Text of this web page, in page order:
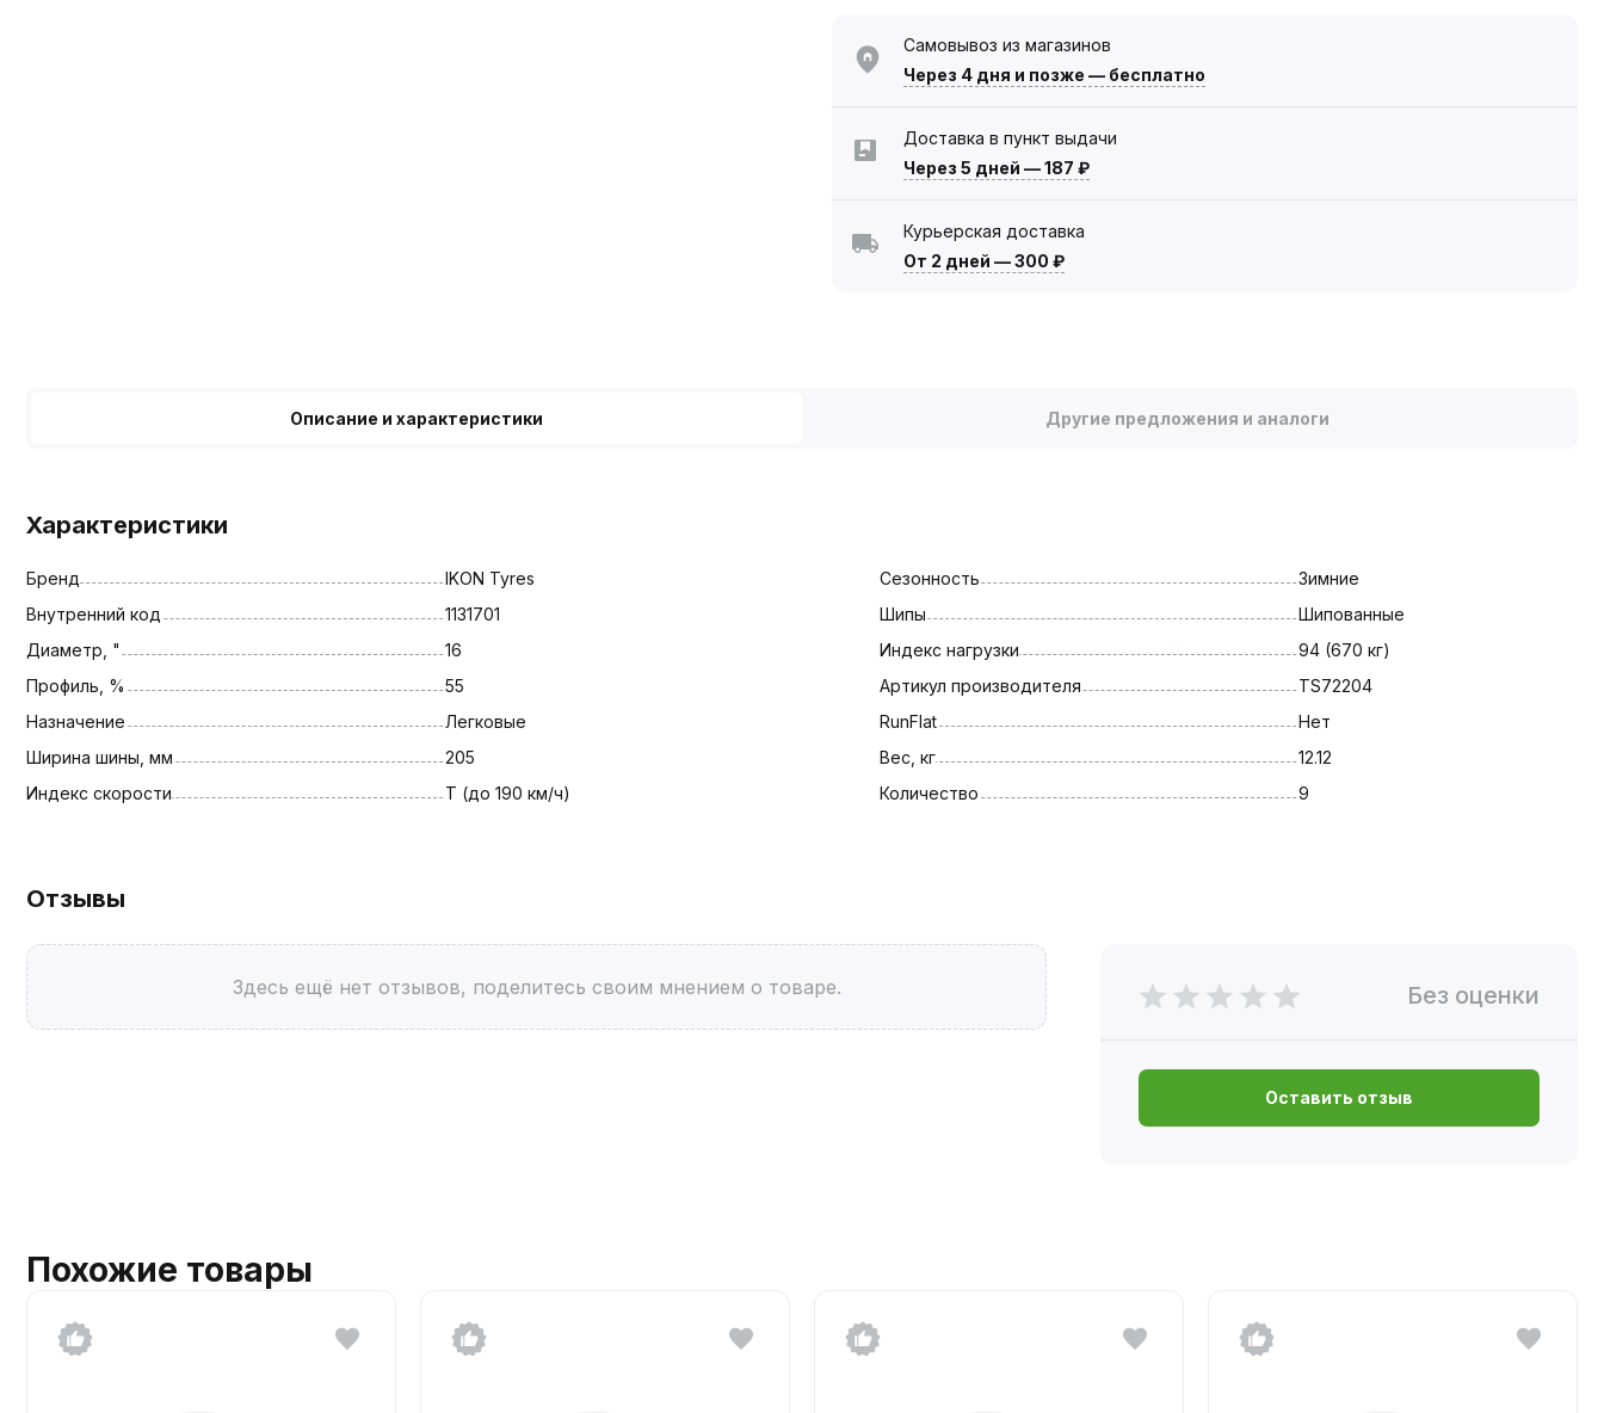
Самовывоз из магазинов
Через 4 дня и позже — бесплатно
Доставка в пункт выдачи
Через 5 дней —187 ₽
Курьерская доставка
От 2 дней —300 ₽
Описание и характеристики Другие предложения и аналоги
Характеристики
Бренд
IKON Tyres
Внутренний код
1131701
Диаметр, "
16
Профиль, %
55
Назначение
Легковые
Ширина шины, мм
205
Индекс скорости
T (до 190 км/ч)
Сезонность
Зимние
Шипы
Шипованные
Индекс нагрузки
94 (670 кг)
Артикул производителя
TS72204
RunFlat
Нет
Вес, кг
12.12
Количество
9
Отзывы
Здесь ещё нет отзывов, поделитесь своим мнением о товаре. Без оценки
Оставить отзыв
Похожие товары